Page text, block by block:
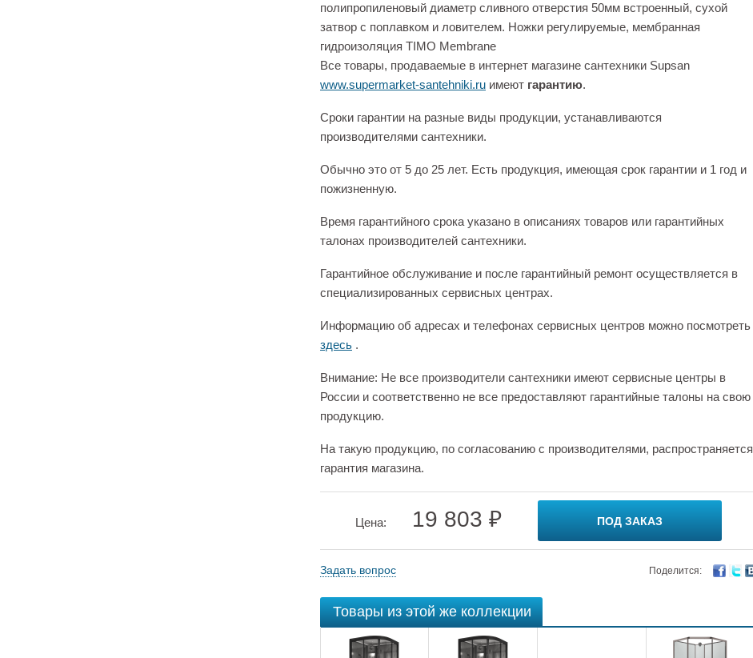
полипропиленовый диаметр сливного отверстия 50мм встроенный, сухой
затвор с поплавком и ловителем. Ножки регулируемые, мембранная
гидроизоляция TIMO Membrane
Все товары, продаваемые в интернет магазине сантехники Supsan
www.supermarket-santehniki.ru имеют гарантию.
Сроки гарантии на разные виды продукции, устанавливаются
производителями сантехники.
Обычно это от 5 до 25 лет. Есть продукция, имеющая срок гарантии и 1 год и
пожизненную.
Время гарантийного срока указано в описаниях товаров или гарантийных
талонах производителей сантехники.
Гарантийное обслуживание и после гарантийный ремонт осуществляется в
специализированных сервисных центрах.
Информацию об адресах и телефонах сервисных центров можно посмотреть
здесь .
Внимание: Не все производители сантехники имеют сервисные центры в
России и соответственно не все предоставляют гарантийные талоны на свою
продукцию.
На такую продукцию, по согласованию с производителями, распространяется
гарантия магазина.
Цена: 19 803 ₽ ПОД ЗАКАЗ
Задать вопрос Поделится:
Товары из этой же коллекции